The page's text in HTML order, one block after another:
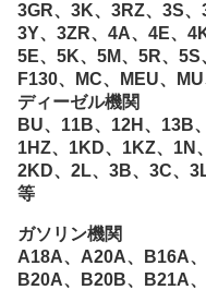
3GR、3K、3RZ、3S、
3Y、3ZR、4A、4E、
5E、5K、5M、5R、5S
F130、MC、MEU、
ディーゼル機関
BU、11B、12H、13B
1HZ、1KD、1KZ、1N
2KD、2L、3B、3C、
等
ガソリン機関
A18A、A20A、B16A
B20A、B20B、B21A